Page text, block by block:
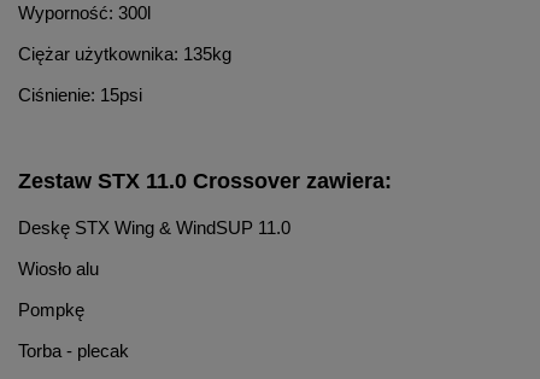
Wyporność: 300l
Ciężar użytkownika: 135kg
Ciśnienie: 15psi
Zestaw STX 11.0 Crossover zawiera:
Deskę STX Wing & WindSUP 11.0
Wiosło alu
Pompkę
Torba - plecak